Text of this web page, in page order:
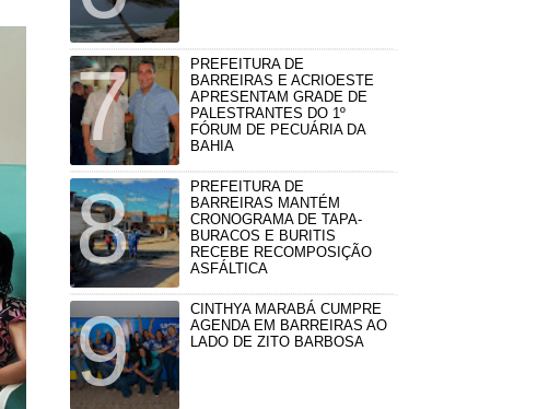
PREFEITURA DE
BARREIRAS E ACRIOESTE
APRESENTAM GRADE DE
PALESTRANTES DO 1º
FÓRUM DE PECUÁRIA DA
BAHIA
PREFEITURA DE
BARREIRAS MANTÉM
CRONOGRAMA DE TAPA-
BURACOS E BURITIS
RECEBE RECOMPOSIÇÃO
ASFÁLTICA
CINTHYA MARABÁ CUMPRE
AGENDA EM BARREIRAS AO
LADO DE ZITO BARBOSA